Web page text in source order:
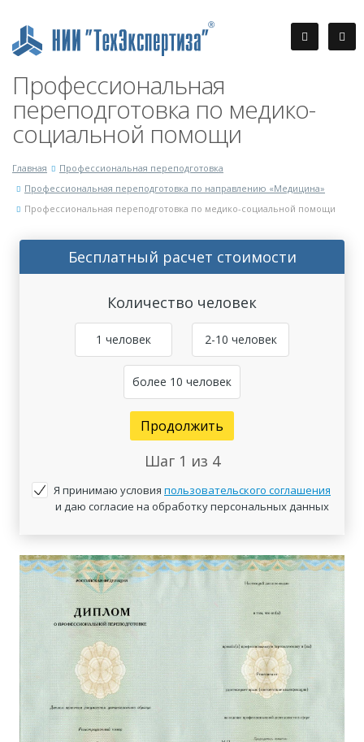
Профессиональная
переподготовка по медико-
социальной помощи
Главная
Профессиональная переподготовка
Профессиональная переподготовка по направлению «Медицина»
Профессиональная переподготовка по медико-социальной помощи
Бесплатный расчет стоимости
Количество человек
1 человек 2-10 человек
более 10 человек
Продолжить
Шаг 1 из 4
Я принимаю условия пользовательского соглашения
и даю согласие на обработку персональных данных